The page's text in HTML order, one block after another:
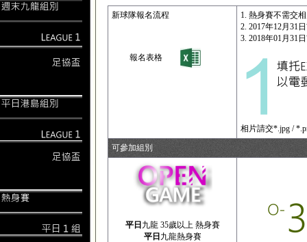
新球隊報名流程
報名表格
1. 熱身賽不需交
2. 2017年12月31
3. 2018年01月31
相片請交*.jpg /
可參加組別
平日 九龍 35歲以上 熱身賽
平日 九龍熱身賽